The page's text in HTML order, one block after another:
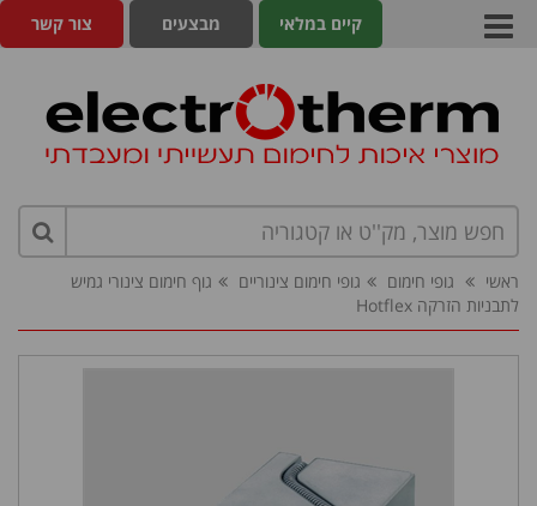
צור קשר מבצעים קיים במלאי
ראשי גופי חימום גופי חימום צינוריים
גוף חימום צינורי גמיש
לתבניות הזרקה Hotflex